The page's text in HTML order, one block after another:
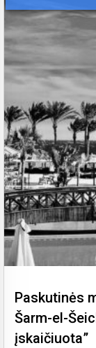
Paskutinės
Šarm-el-
įskaičiuota”